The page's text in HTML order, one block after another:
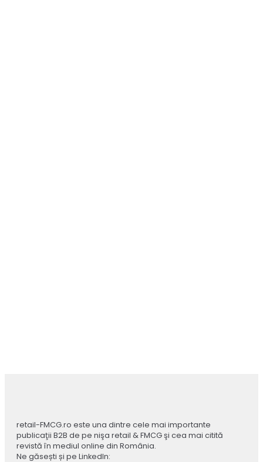
retail-FMCG.ro este una dintre cele mai importante
publicaţii B2B de pe nişa retail & FMCG şi cea mai citită
revistă în mediul online din România.
Ne găsești și pe LinkedIn: